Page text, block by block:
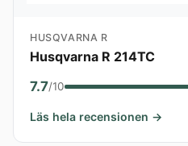
HUSQVARNA R
Husqvarna R 214TC
7.7/10
Läs hela recensionen →